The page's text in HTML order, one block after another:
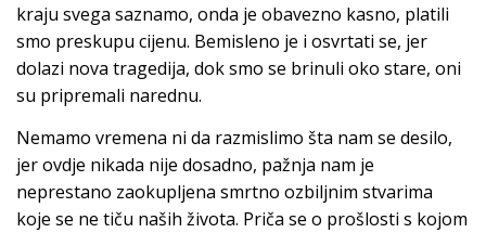
kraju svega saznamo, onda je obavezno kasno, platili
smo preskupu cijenu. Bemisleno je i osvrtati se, jer
dolazi nova tragedija, dok smo se brinuli oko stare, oni
su pripremali narednu.
Nemamo vremena ni da razmislimo šta nam se desilo,
jer ovdje nikada nije dosadno, pažnja nam je
neprestano zaokupljena smrtno ozbiljnim stvarima
koje se ne tiču naših života. Priča se o prošlosti s kojom